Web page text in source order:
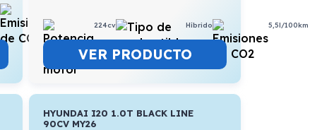
224cv Híbrido 5,5l/100km
VER PRODUCTO
HYUNDAI I20 1.0T BLACK LINE
90CV MY26